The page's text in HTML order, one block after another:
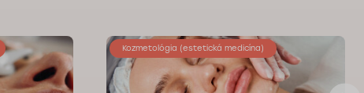
Kozmetológia (estetická medicína)